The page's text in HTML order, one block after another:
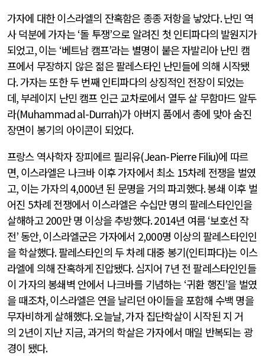
가자에 대한 이스라엘의 잔혹함은 종종 저항을 낳았다.난민 역
사 덕분에 가자는‘돌 투쟁’으로 알려진 첫 인티파다의 발원지가
되었고,이는 ‘베트남 캠프’라는 별명이 붙은 자발리아 난민 캠
프에서 무장하지 않은 젊은 팔레스타인 난민들에 의해 시작됐
다.가자는 또한 두 번째 인티파다의 상징적인 전장이 되었는
데, 부레이지 난민 캠프 인근 교차로에서 열두 살 무함마드 알두
라(Muhammad al-Durrah)가 아버지 품에서 총에 맞아 숨진
장면이 봉기의 아이콘이 되었다.
프랑스 역사학자 장피에르 필리유(Jean-Pierre Filiu)에 따르
면, 이스라엘은 나크바 이후 가자에서 최소 15차례 전쟁을 벌였
고, 이는 가자의4,000년 된 문명을 거의 파괴했다.봉쇄 이후 벌
어진 5차례 전쟁에서 이스라엘은 수십만 명의 팔레스타인인을
살해하고200만 명 이상을 추방했다. 2014년 여름‘보호선 작
전’ 동안,이스라엘군은 가자에서 2,000명 이상의 팔레스타인인
을 학살했다.팔레스타인의 두 차례 대중 봉기(인티파다)는 이스
라엘에 의해 잔혹하게 진압됐다.심지어 7년 전 팔레스타인인들
이 가자의 봉쇄벽 안에서 나크바를 기념하는 ‘귀환 행진’을 벌였
을 때조차,이스라엘은 연을 날리던 아이들을 포함해 수백 명을
무자비하게 살해했다.오늘날,가자 집단학살이 시작된 지 거
의 2년이 지난 지금,과거의 학살은 가자에서 매일 반복되는 광
경이 됐다.